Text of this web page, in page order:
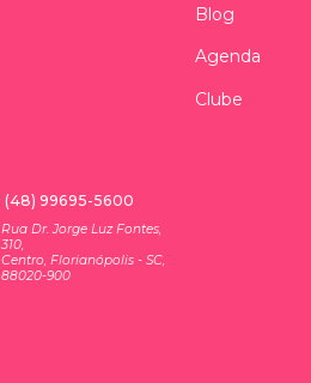
Blog
Agenda
Clube
(48) 99695-5600
Rua Dr. Jorge Luz Fontes,
310,
Centro, Florianópolis - SC,
88020-900